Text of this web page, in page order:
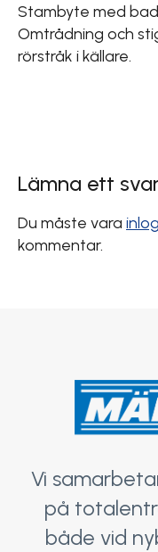
Stambyte med
Omtrådning och
rörstråk i källare.
Lämna ett
Du måste vara
kommentar.
Vi
på
både vid